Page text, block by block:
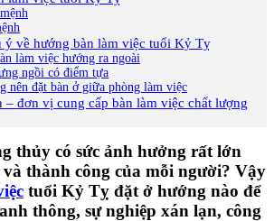
ý về hướng bàn làm việc tuổi Kỷ Tỵ
làm việc hướng ra ngoài
ngồi có điểm tựa
nên đặt bàn ở giữa phòng làm việc
– đơn vị cung cấp bàn làm việc chất lượng
thủy có sức ảnh hưởng rất lớn
thành công của mỗi người? Vậy
tuổi Kỷ Tỵ đặt ở hướng nào để
thông, sự nghiệp xán lạn, công